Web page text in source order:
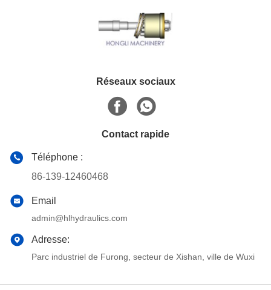
Réseaux sociaux
Contact rapide
Téléphone :
86-139-12460468
Email
admin@hlhydraulics.com
Adresse:
Parc industriel de Furong, secteur de Xishan, ville de Wuxi